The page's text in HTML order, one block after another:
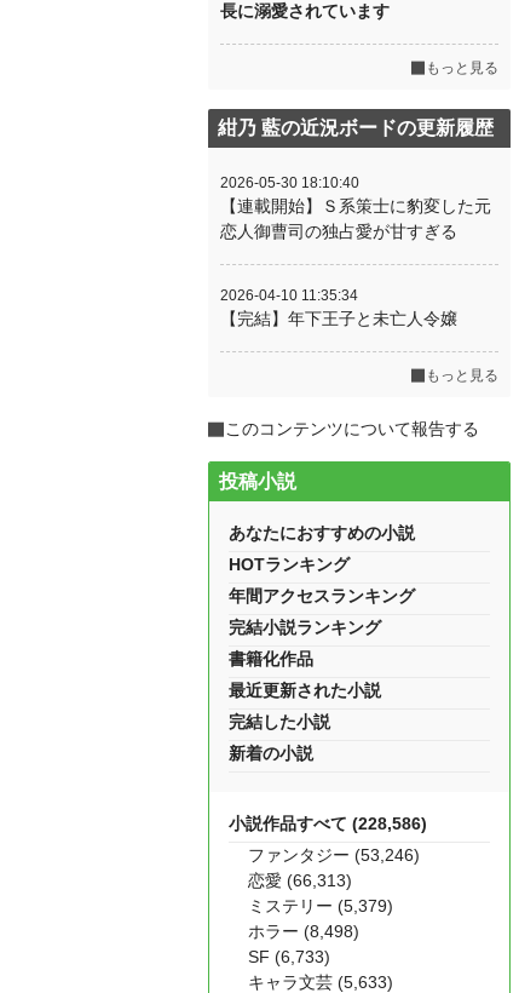
長に溺愛されています
もっと見る
紺乃 藍の近況ボードの更新履歴
2026-05-30 18:10:40
【連載開始】Ｓ系策士に豹変した元
恋人御曹司の独占愛が甘すぎる
2026-04-10 11:35:34
【完結】年下王子と未亡人令嬢
もっと見る
このコンテンツについて報告する
投稿小説
あなたにおすすめの小説
HOTランキング
年間アクセスランキング
完結小説ランキング
書籍化作品
最近更新された小説
完結した小説
新着の小説
小説作品すべて (228,586)
ファンタジー (53,246)
恋愛 (66,313)
ミステリー (5,379)
ホラー (8,498)
SF (6,733)
キャラ文芸 (5,633)